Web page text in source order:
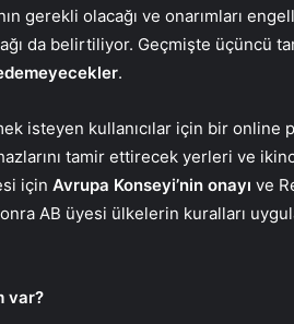
gerekli olacağı ve onarımları
da belirtiliyor. Geçmişte üçüncü
.
isteyen kullanıcılar için bir online
tamir ettirecek yerleri ve ikinci
için Avrupa Konseyi’nin onayı ve
AB üyesi ülkelerin kuralları
var?